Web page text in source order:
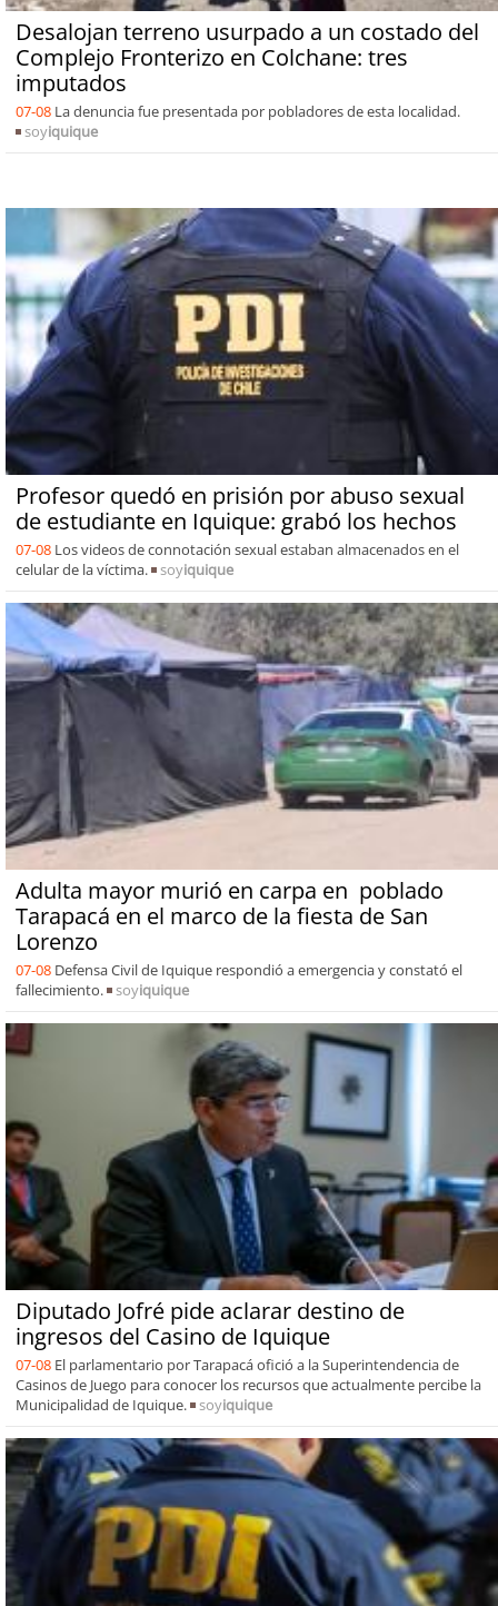
Desalojan terreno usurpado a un costado del
Complejo Fronterizo en Colchane: tres
imputados
07-08 La denuncia fue presentada por pobladores de esta localidad.
soyiquique
Profesor quedó en prisión por abuso sexual
de estudiante en Iquique: grabó los hechos
07-08 Los videos de connotación sexual estaban almacenados en el
celular de la víctima.
soyiquique
Adulta mayor murió en carpa en poblado
Tarapacá en el marco de la fiesta de San
Lorenzo
07-08 Defensa Civil de Iquique respondió a emergencia y constató el
fallecimiento.
soyiquique
Diputado Jofré pide aclarar destino de
ingresos del Casino de Iquique
07-08 El parlamentario por Tarapacá ofició a la Superintendencia de
Casinos de Juego para conocer los recursos que actualmente percibe la
Municipalidad de Iquique.
soyiquique